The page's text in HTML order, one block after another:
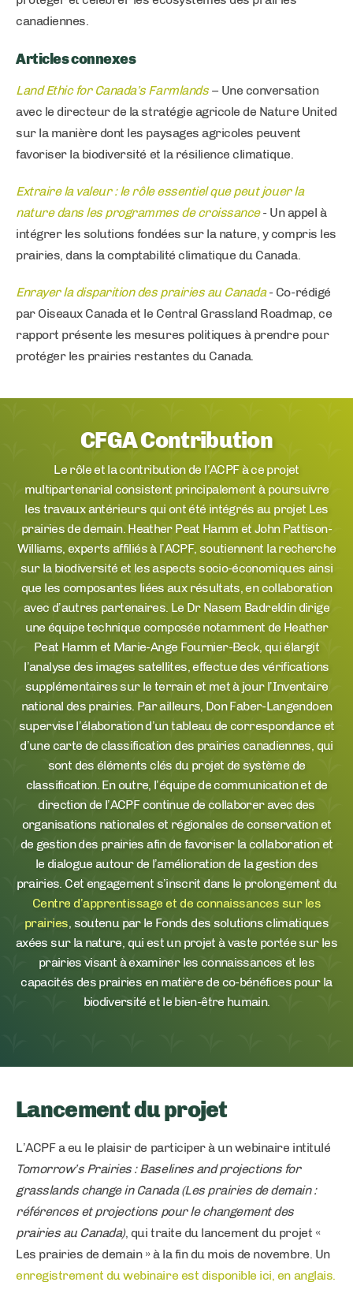
canadiennes.
Articles connexes
Land Ethic for Canada’s Farmlands– Une conversation
avec le directeur de la stratégie agricole de Nature United
sur la manière dont les paysages agricoles peuvent
favoriser la biodiversité et la résilience climatique.
Extraire la valeur : le rôle essentiel que peut jouer la
nature dans les programmes de croissance- Un appel à
intégrer les solutions fondées sur la nature, y compris les
prairies, dans la comptabilité climatique du Canada.
Enrayer la disparition des prairies au Canada- Co-rédigé
par Oiseaux Canada et le Central Grassland Roadmap, ce
rapport présente les mesures politiques à prendre pour
protéger les prairies restantes du Canada.
CFGA Contribution
Le rôle et la contribution de l’ACPF à ce projet
multipartenarial consistent principalement à poursuivre
les travaux antérieurs qui ont été intégrés au projet Les
prairies de demain. Heather Peat Hamm et John Pattison-
Williams, experts affiliés à l’ACPF, soutiennent la recherche
sur la biodiversité et les aspects socio-économiques ainsi
que les composantes liées aux résultats, en collaboration
avec d’autres partenaires. Le Dr Nasem Badreldin dirige
une équipe technique composée notamment de Heather
Peat Hamm et Marie-Ange Fournier-Beck, qui élargit
l’analyse des images satellites, effectue des vérifications
supplémentaires sur le terrain et met à jour l’Inventaire
national des prairies. Par ailleurs, Don Faber-Langendoen
supervise l’élaboration d’un tableau de correspondance et
d’une carte de classification des prairies canadiennes, qui
sont des éléments clés du projet de système de
classification. En outre, l’équipe de communication et de
direction de l’ACPF continue de collaborer avec des
organisations nationales et régionales de conservation et
de gestion des prairies afin de favoriser la collaboration et
le dialogue autour de l’amélioration de la gestion des
prairies. Cet engagement s’inscrit dans le prolongement du
Centre d’apprentissage et de connaissances sur les
prairies, soutenu par le Fonds des solutions climatiques
axées sur la nature, qui est un projet à vaste portée sur les
prairies visant à examiner les connaissances et les
capacités des prairies en matière de co-bénéfices pour la
biodiversité et le bien-être humain.
Lancement du projet
L’ACPF a eu le plaisir de participer à un webinaire intitulé
Tomorrow’s Prairies : Baselines and projections for
grasslands change in Canada (Les prairies de demain :
références et projections pour le changement des
prairies au Canada), qui traite du lancement du projet «
Les prairies de demain » à la fin du mois de novembre. Un
enregistrement du webinaire est disponible ici, en anglais.